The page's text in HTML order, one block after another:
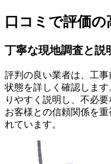
口コミで評価
丁寧な現地調査と説
評判の良い業者は、工
状態を詳しく確認しま
りやすく説明し、不必
お客様との信頼関係を
れています。